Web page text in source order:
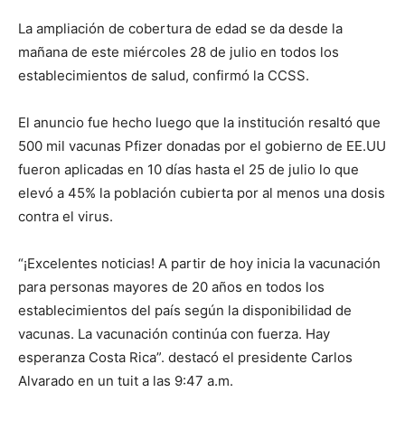
La ampliación de cobertura de edad se da desde la
mañana de este miércoles 28 de julio en todos los
establecimientos de salud, confirmó la CCSS.
El anuncio fue hecho luego que la institución resaltó que
500 mil vacunas Pfizer donadas por el gobierno de EE.UU
fueron aplicadas en 10 días hasta el 25 de julio lo que
elevó a 45% la población cubierta por al menos una dosis
contra el virus.
“¡Excelentes noticias! A partir de hoy inicia la vacunación
para personas mayores de 20 años en todos los
establecimientos del país según la disponibilidad de
vacunas. La vacunación continúa con fuerza. Hay
esperanza Costa Rica”. destacó el presidente Carlos
Alvarado en un tuit a las 9:47 a.m.